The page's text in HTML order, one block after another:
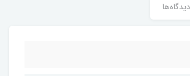
دیدگاه‌ها